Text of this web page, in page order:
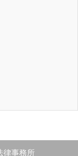
律事務所